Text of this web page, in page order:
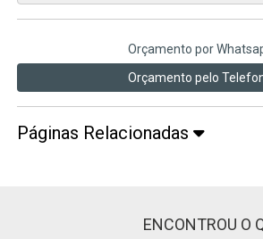
Orçamento por
Orçamento pelo
Páginas Relacionadas
ENCONTROU O